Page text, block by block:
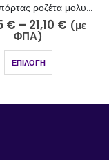
Πόμολο πόρτας ροζέτα μολυβί νίκελ 229-25/2
€ – 21,10 € (με
ΦΠΑ)
ΕΠΙΛΟΓΉ